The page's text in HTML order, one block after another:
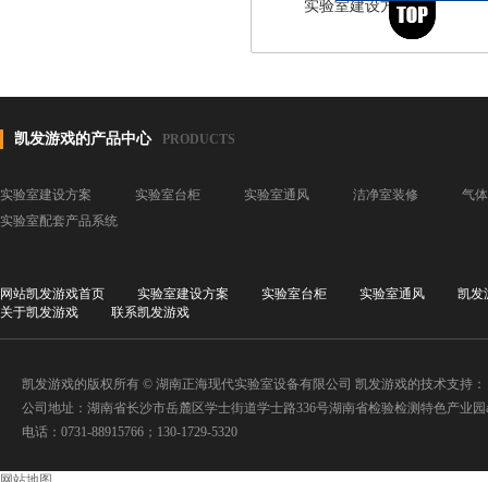
实验室建设方案
凯发游戏的产品中心 PRODUCTS
实验室建设方案 实验室台柜 实验室通风 洁净室装修
气
实验室配套产品系统
网站凯发游戏首页 实验室建设方案 实验室台柜 实验室通风
凯发
关于凯发游戏
联系凯发游戏
凯发游戏的版权所有 © 湖南正海现代实验室设备有限公司 凯发游戏的技术支持：
公司地址：湖南省长沙市岳麓区学士街道学士路336号湖南省检验检测特色产业园
电话：0731-88915766；130-1729-5320